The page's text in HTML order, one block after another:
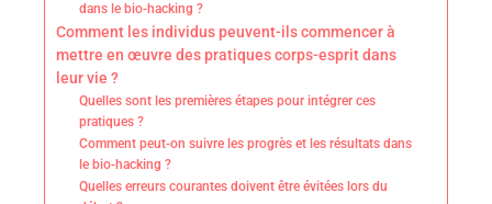
dans le bio-hacking ?
Comment les individus peuvent-ils commencer à
mettre en œuvre des pratiques corps-esprit dans
leur vie ?
Quelles sont les premières étapes pour intégrer ces
pratiques ?
Comment peut-on suivre les progrès et les résultats dans
le bio-hacking ?
Quelles erreurs courantes doivent être évitées lors du